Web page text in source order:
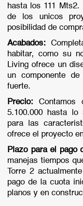
hasta los 111
de los unicos
posibilidad de
Acabados:
habitar, como su
Living ofrece un
un componente
fuerte.
Precio:
5.100.000 hasta lo
para las
ofrece el proyecto
Plazo para el pago
manejas tiempos
Torre 2
pago de la cuota
planos y en